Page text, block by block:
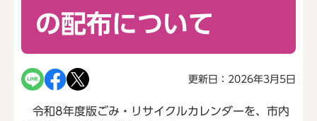
の配布について
更新日：2026年3月5日
令和8年度版ごみ・リサイクルカレンダーを、市内